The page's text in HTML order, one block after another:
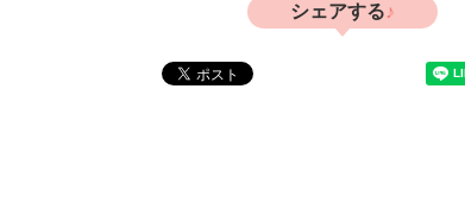
シェアする